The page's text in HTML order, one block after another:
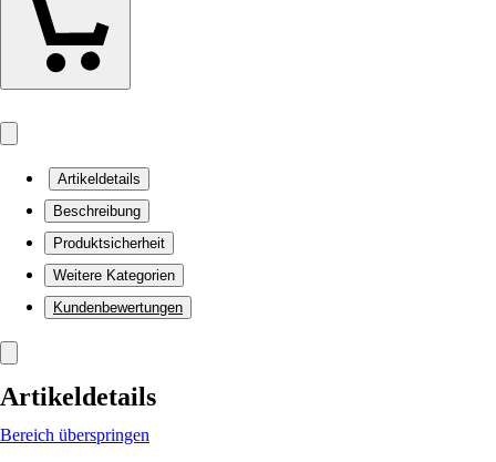
Artikeldetails
Beschreibung
Produktsicherheit
Weitere Kategorien
Kundenbewertungen
Artikeldetails
Bereich überspringen